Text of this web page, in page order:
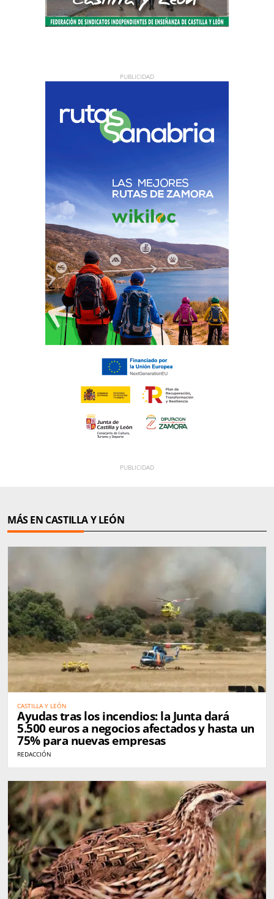
MÁS EN CASTILLA Y LEÓN
CASTILLA Y LEÓN
Ayudas tras los incendios: la Junta dará
5.500 euros a negocios afectados y hasta un
75% para nuevas empresas
REDACCIÓN